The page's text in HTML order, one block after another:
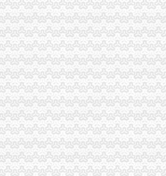
记证书_安徽龙涎中生物科
人报关单位注册登记证书有效期
理规定.doc
管理规定2014》.doc
理规定（海关总署第221号令）
明书】-价格：18.0000元-se
么换证。（深圳海关）_已解决-
延续及换证_报关员资格_新浪
需要的材料有哪些_已解决-阿里
海关报关单位注册登记管理规
书-牛樟芝片-福建欣利维健
送设备,环保设备,钢结构,盛运